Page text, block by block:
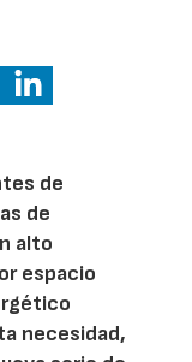
de
de
alto
espacio
necesidad,